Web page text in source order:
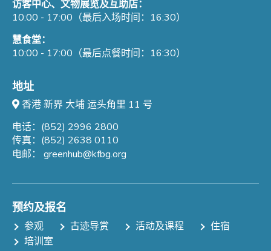
访客中心、文物展览及互助店：
10:00 - 17:00（最后入场时间：16:30）
慧食堂：
10:00 - 17:00（最后点餐时间：16:30）
地址
香港 新界 大埔 运头角里 11 号
电话：(852) 2996 2800
传真：(852) 2638 0110
电邮： greenhub@kfbg.org
预约及报名
参观 古迹导赏 活动及课程
住宿
培训室